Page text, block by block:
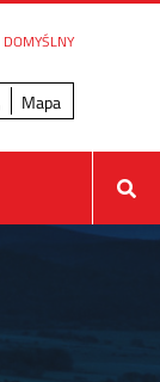
DOMYŚLNY
Mapa